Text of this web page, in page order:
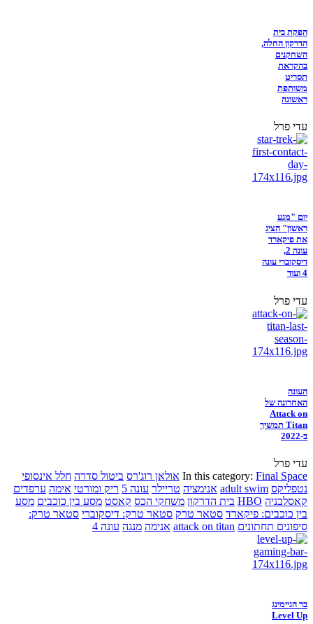
הפקת בית
הדרקון החלה,
השחקנים
בהקראת
תסריט
משותפת
ראשונה
עדי פרל
יום "מגע
ראשון" הציג
את פיקארד
עונה 2,
דיסקוברי עונה
4 ועוד
עדי פרל
העונה
האחרונה של
Attack on
Titan תמשיך
ב-2022
עדי פרל
In this category: Final Space אולאן רוג'רס ביטול סדרה חלל אינסופי
נטפליקס adult swim אנימציה טריילר עונה 5 ריק ומורטי אימה ערפדים
קאסלבניה HBO בית הדרקון משחקי הכס קאסט מסע בין כוכבים מסע
בין כוכבים: פיקארד סטאר טרק סטאר טרק: דיסקוברי סטאר טרק:
סיפונים תחתונים attack on titan אנימה מנגה עונה 4
בר הגיימינג
Level Up